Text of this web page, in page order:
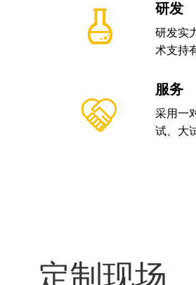
研发
研发实
术支持
服务
采用一
试、大
定制现场